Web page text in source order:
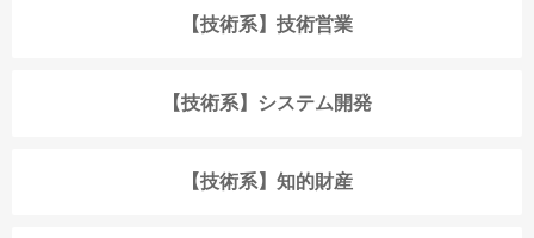
【技術系】技術営業
【技術系】システム開発
【技術系】知的財産